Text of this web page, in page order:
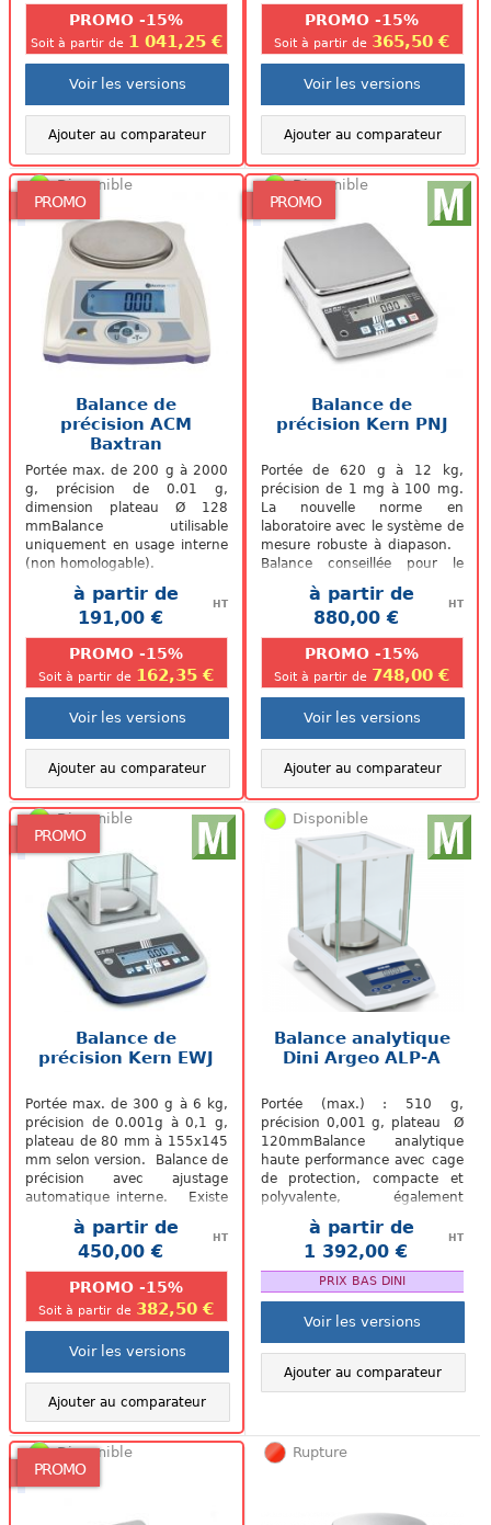
PROMO -15%
Soit à partir de 1 041,25 €
Voir les versions
Ajouter au comparateur
PROMO -15%
Soit à partir de 365,50 €
Voir les versions
Ajouter au comparateur
PROMO
Disponible
Balance de
précision ACM
Baxtran
Portée max. de 200 g à 2000
g, précision de 0.01 g,
dimension plateau Ø 128
mmBalance utilisable
uniquement en usage interne
(non homologable).
à partir de
191,00 €
HT
PROMO -15%
Soit à partir de 162,35 €
Voir les versions
Ajouter au comparateur
PROMO
Disponible
Balance de
précision Kern PNJ
Portée de 620 g à 12 kg,
précision de 1 mg à 100 mg.
La nouvelle norme en
laboratoire avec le système de
mesure robuste à diapason.
Balance conseillée pour le
dosage grâce à un temps
à partir de
880,00 €
HT
PROMO -15%
Soit à partir de 748,00 €
Voir les versions
Ajouter au comparateur
PROMO
Disponible
Balance de
précision Kern EWJ
Portée max. de 300 g à 6 kg,
précision de 0.001g à 0,1 g,
plateau de 80 mm à 155x145
mm selon version. Balance de
précision avec ajustage
automatique interne. Existe
en version avec ou sans...
à partir de
450,00 €
HT
PROMO -15%
Soit à partir de 382,50 €
Voir les versions
Ajouter au comparateur
Disponible
Balance analytique
Dini Argeo ALP-A
Portée (max.) : 510 g,
précision 0,001 g, plateau Ø
120mmBalance analytique
haute performance avec cage
de protection, compacte et
polyvalente, également
disponible en version
homologuéeà partir de
1 392,00 €
HT
PRIX BAS DINI
Voir les versions
Ajouter au comparateur
PROMO
Disponible Rupture